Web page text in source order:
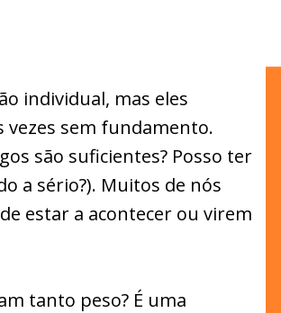
individual, mas eles
vezes sem fundamento.
são suficientes? Posso ter
a sério?). Muitos de nós
estar a acontecer ou virem
tanto peso? É uma